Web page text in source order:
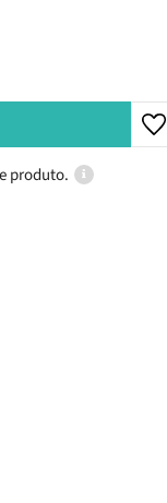
produto.